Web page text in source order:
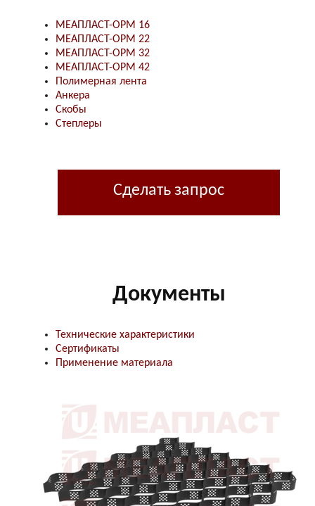
МЕАПЛАСТ-ОРМ 16
МЕАПЛАСТ-ОРМ 22
МЕАПЛАСТ-ОРМ 32
МЕАПЛАСТ-ОРМ 42
Полимерная лента
Анкера
Скобы
Степлеры
Сделать запрос
Документы
Технические характеристики
Сертификаты
Применение материала